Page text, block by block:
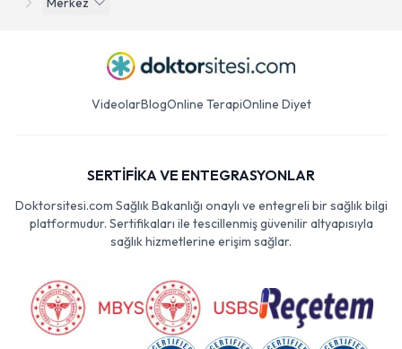
VideolarBlogOnline TerapiOnline Diyet
SERTİFİKA VE ENTEGRASYONLAR
Doktorsitesi.com Sağlık Bakanlığı onaylı ve entegreli bir sağlık bilgi
platformudur. Sertifikaları ile tescillenmiş güvenilir altyapısıyla
sağlık hizmetlerine erişim sağlar.